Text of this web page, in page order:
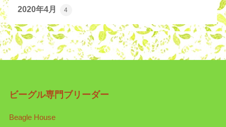
2020年4月 4
ビーグル専門ブリーダー
Beagle House